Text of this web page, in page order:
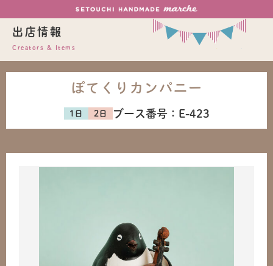
出店情報
Creators & Items
ぽてくりカンパニー
ブース番号： E-423